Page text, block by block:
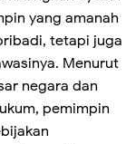
yang amanah
tetapi juga
Menurut
negara dan
pemimpin